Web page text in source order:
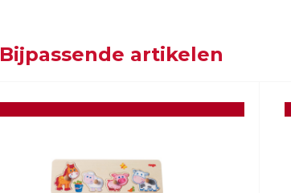
Bijpassende artikelen